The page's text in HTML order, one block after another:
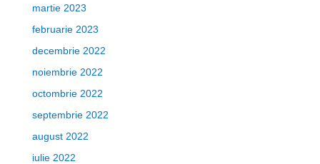
martie 2023
februarie 2023
decembrie 2022
noiembrie 2022
octombrie 2022
septembrie 2022
august 2022
iulie 2022